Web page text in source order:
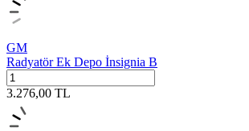
GM
Radyatör Ek Depo İnsignia B
3.276,00 TL